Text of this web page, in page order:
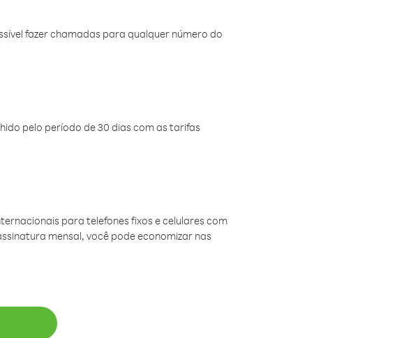
fazer chamadas para qualquer número do
pelo período de 30 dias com as tarifas
para telefones fixos e celulares com
mensal, você pode economizar nas